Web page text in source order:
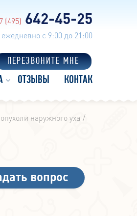
(495) 642-45-25
ежедневно с 9:00 до 21:00
ПЕРЕЗВОНИТЕ МНЕ
ОТЗЫВЫ КОНТАКТЫ
наружного уха
вопрос